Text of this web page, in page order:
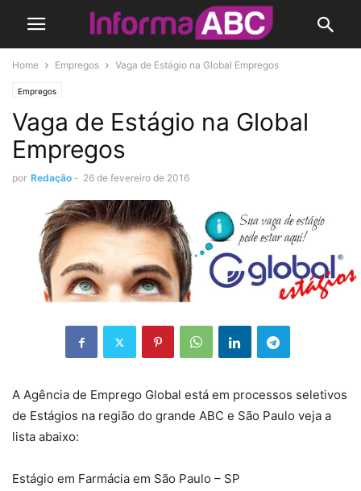
Home Empregos Vaga de Estágio na Global Empregos
Empregos
Vaga de Estágio na Global
Empregos
por Redação - 26 de fevereiro de 2016
A Agência de Emprego Global está em processos seletivos
de Estágios na região do grande ABC e São Paulo veja a
lista abaixo:
Estágio em Farmácia em São Paulo – SP